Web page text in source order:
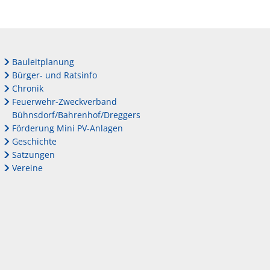
Bauleitplanung
Bürger- und Ratsinfo
Chronik
Feuerwehr-Zweckverband
Bühnsdorf/Bahrenhof/Dreggers
Förderung Mini PV-Anlagen
Geschichte
Satzungen
Vereine